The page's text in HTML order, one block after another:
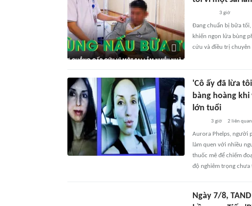
3 giờ
Đang chuẩn bị bữa
khiến ngọn lửa bùng
cứu và điều trị chuyên
'Cô ấy đã lừa
bàng hoàng
lớn tuổi
3 giờ 2 liên quan
Aurora Phelps, người
làm quen với nhiều
thuốc mê để chiếm
độ nghiêm trọng chưa
Ngày 7/8,